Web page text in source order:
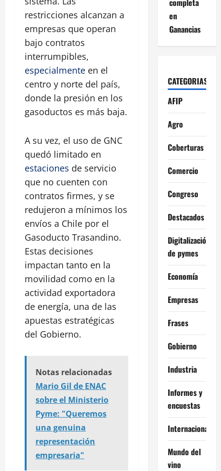
restricciones alcanzan a
empresas que operan
bajo contratos
interrumpibles,
especialmente en el
centro y norte del país,
donde la presión en los
gasoductos es más baja.
A su vez, el uso de GNC
quedó limitado en
estaciones de servicio
que no cuenten con
contratos firmes, y se
redujeron a mínimos los
envíos a Chile por el
Gasoducto Trasandino.
Estas decisiones
impactan tanto en la
movilidad como en la
actividad exportadora
de energía, una de las
apuestas estratégicas
del Gobierno.
Notas relacionadas
Mario Gil de ENAC
sobre el Ministerio
Pyme: "Queremos
una genuina
representación
empresaria"
en
Ganancias
CATEGORIAS
AFIP
Agro
Coberturas
Comercio
Congreso
Destacados
Digitalización
de pymes
Economía
Empresas
Frases
Gobierno
Industria
Informes y
encuestas
Internacional
Mundo del
vino